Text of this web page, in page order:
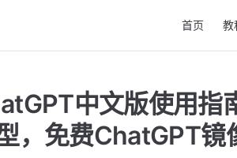
首页 教
中文版使用指
，免费ChatGPT镜